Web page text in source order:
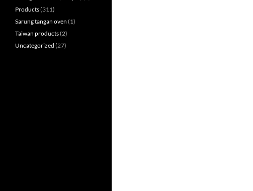
Products(311)
Sarung tangan oven (1)
Taiwan products(2)
Uncategorized (27)